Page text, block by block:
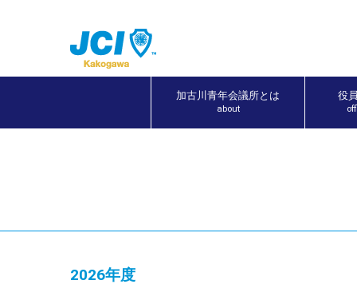
加古川青年会議所とは
about
役
2026年度